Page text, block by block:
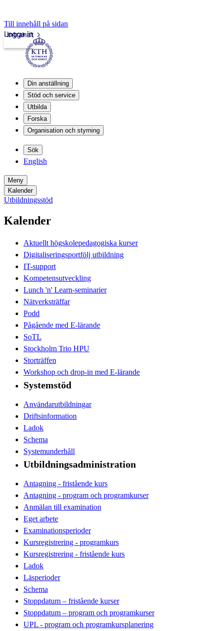
Till innehåll på sidan
Intranät
Logga in
Din anställning
Stöd och service
Utbilda
Forska
Organisation och styrning
Sök
English
Meny
Kalender
Utbildningsstöd
Kalender
Aktuellt högskolepedagogiska kurser
Digitaliseringsportfölj utbildning
IT-support
Kompetensutveckling
Lunch 'n' Learn-seminarier
Nätverksträffar
Podd
Pågående med E-lärande
SoTL
Stockholm Trio HPU
Storträffen
Workshop och drop-in med E-lärande
Systemstöd
Användarutbildningar
Driftsinformation
Ladok
Schema
Systemunderhåll
Utbildningsadministration
Antagning - fristående kurs
Antagning - program och programkurser
Anmälan till examination
Eget arbete
Examinationsperioder
Kursregistrering - programkurs
Kursregistrering - fristående kurs
Ladok
Läsperioder
Schema
Stoppdatum – fristående kurser
Stoppdatum – program och programkurser
UPL - program och programkursplanering